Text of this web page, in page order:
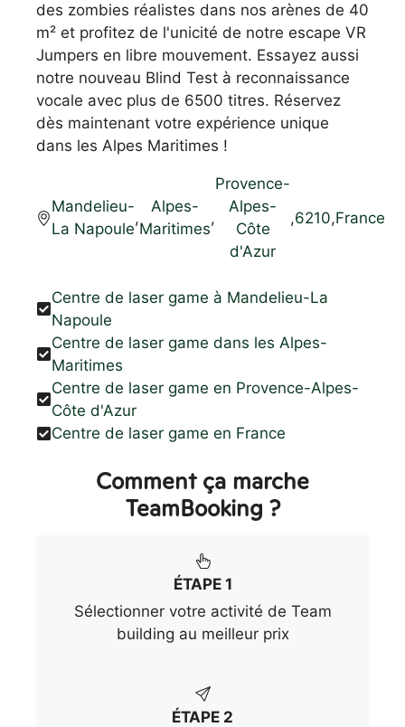
des zombies réalistes dans nos arènes de 40
m² et profitez de l'unicité de notre escape VR
Jumpers en libre mouvement. Essayez aussi
notre nouveau Blind Test à reconnaissance
vocale avec plus de 6500 titres. Réservez
dès maintenant votre expérience unique
dans les Alpes Maritimes !
Mandelieu-
La Napoule
,
Alpes-
Maritimes
,
Provence-
Alpes-
Côte
d'Azur
,6210,France
Centre de laser game à Mandelieu-La
Napoule
Centre de laser game dans les Alpes-
Maritimes
Centre de laser game en Provence-Alpes-
Côte d'Azur
Centre de laser game en France
Comment ça marche
TeamBooking ?
ÉTAPE 1
Sélectionner votre activité de Team
building au meilleur prix
ÉTAPE 2